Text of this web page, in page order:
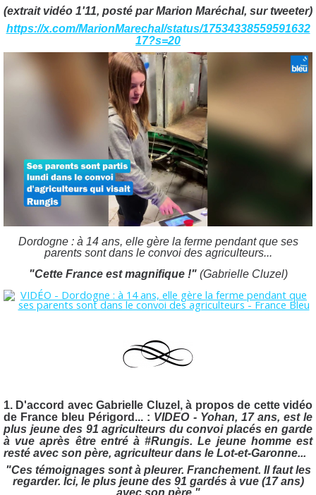
(extrait vidéo 1'11, posté par Marion Maréchal, sur tweeter)
https://x.com/MarionMarechal/status/17534338559591632
17?s=20
Dordogne : à 14 ans, elle gère la ferme pendant que ses
parents sont dans le convoi des agriculteurs...
"Cette France est magnifique !"(Gabrielle Cluzel)
1. D'accord avec Gabrielle Cluzel, à propos de cette vidéo
de France bleu Périgord... : VIDEO - Yohan, 17 ans, est le
plus jeune des 91 agriculteurs du convoi placés en garde
à vue après être entré à#Rungis. Le jeune homme est
resté avec son père, agriculteur dans le Lot-et-Garonne...
"Ces témoignages sont à pleurer. Franchement. Il faut les
regarder. Ici, le plus jeune des 91 gardés à vue (17 ans)
avec son père."